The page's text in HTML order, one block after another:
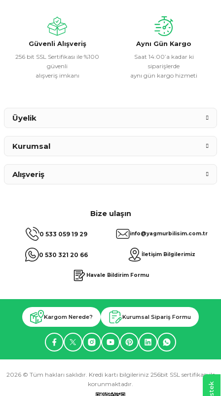
Ürün fiyatı diğer sitelerden daha pahalı.
Bu ürüne benzer farklı alternatifler olmalı.
Güvenli Alışveriş
256 bit SSL Sertifikası ile %100
güvenli
alışveriş imkanı
Aynı Gün Kargo
Saat 14:00’a kadar ki
siparişlerde
aynı gün kargo hizmeti
Bize ulaşın
0 533 059 19 29
0 530 321 20 66
info@yagmurbilisim.com.tr
İletişim Bilgilerimiz
Havale Bildirim Formu
Üyelik
Kurumsal
Alışveriş
Kargom Nerede? Kurumsal Sipariş Formu
2026 © Tüm hakları saklıdır. Kredi kartı bilgileriniz 256bit SSL sertifikası ile
korunmaktadır.